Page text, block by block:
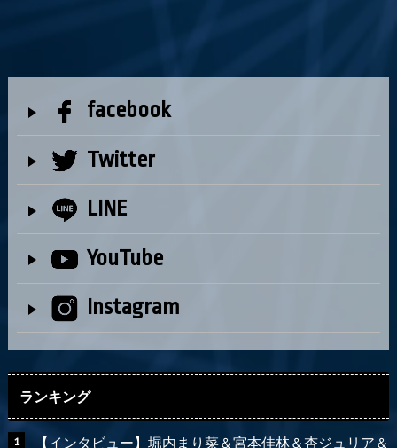
facebook
Twitter
LINE
YouTube
Instagram
ランキング
【インタビュー】堀内まり菜＆宮本佳林＆杏ジュリア＆